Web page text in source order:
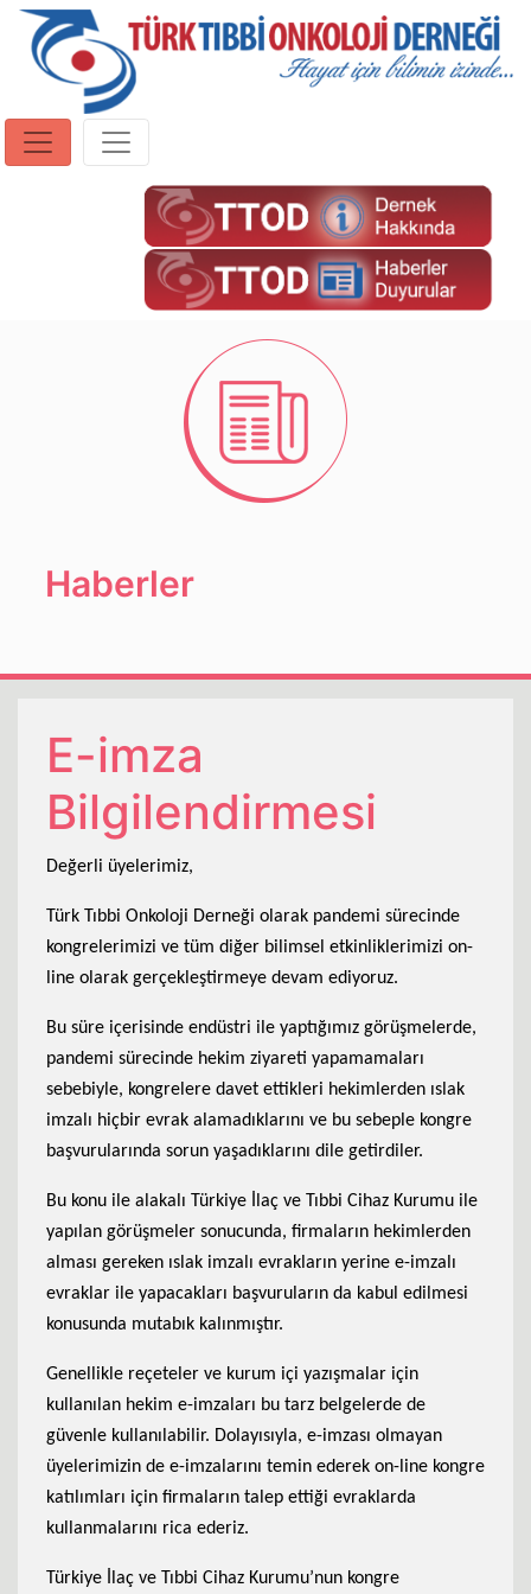
Haberler
E-imza
Bilgilendirmesi
Değerli üyelerimiz,
Türk Tıbbi Onkoloji Derneği olarak pandemi sürecinde
kongrelerimizi ve tüm diğer bilimsel etkinliklerimizi on-
line olarak gerçekleştirmeye devam ediyoruz.
Bu süre içerisinde endüstri ile yaptığımız görüşmelerde,
pandemi sürecinde hekim ziyareti yapamamaları
sebebiyle, kongrelere davet ettikleri hekimlerden ıslak
imzalı hiçbir evrak alamadıklarını ve bu sebeple kongre
başvurularında sorun yaşadıklarını dile getirdiler.
Bu konu ile alakalı Türkiye İlaç ve Tıbbi Cihaz Kurumu ile
yapılan görüşmeler sonucunda, firmaların hekimlerden
alması gereken ıslak imzalı evrakların yerine e-imzalı
evraklar ile yapacakları başvuruların da kabul edilmesi
konusunda mutabık kalınmıştır.
Genellikle reçeteler ve kurum içi yazışmalar için
kullanılan hekim e-imzaları bu tarz belgelerde de
güvenle kullanılabilir. Dolayısıyla, e-imzası olmayan
üyelerimizin de e-imzalarını temin ederek on-line kongre
katılımları için firmaların talep ettiği evraklarda
kullanmalarını rica ederiz.
Türkiye İlaç ve Tıbbi Cihaz Kurumu’nun kongre